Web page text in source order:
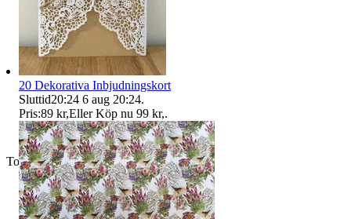
Toppsäljare
20 Dekorativa Inbjudningskort
Sluttid20:24 6 aug 20:24.
Pris:89 kr,Eller Köp nu 99 kr,.